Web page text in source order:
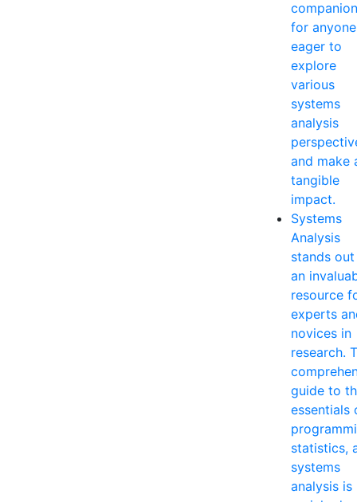
companion
for anyone
eager to
explore
various
systems
analysis
and make
tangible
impact.
Systems
Analysis
stands out
an
resource
experts
novices in
research.
guide to
essentials
statistics,
systems
analysis is